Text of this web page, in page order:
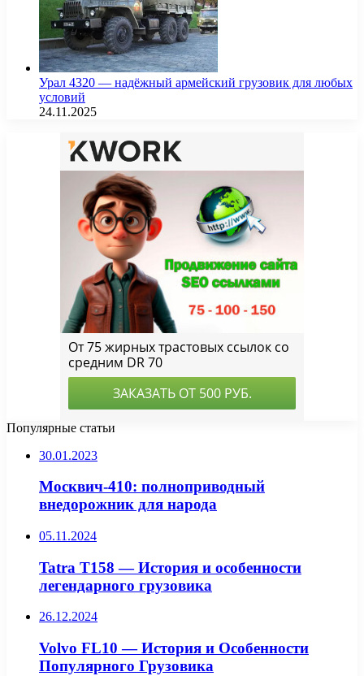
Урал 4320 — надёжный армейский грузовик для любых
условий
24.11.2025
Популярные статьи
30.01.2023
Москвич-410: полноприводный
внедорожник для народа
05.11.2024
Tatra T158 — История и особенности
легендарного грузовика
26.12.2024
Volvo FL10 — История и Особенности
Популярного Грузовика